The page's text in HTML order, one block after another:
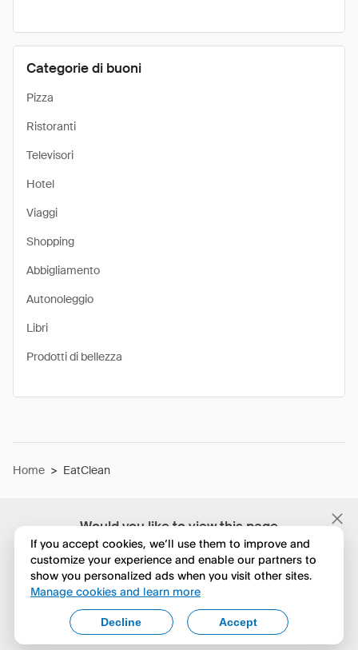
Would you like to view this page
in English?
No, continua a esplorare
Yes, change to English
Categorie di buoni
Pizza
Ristoranti
Televisori
Hotel
Viaggi
Shopping
Abbigliamento
Autonoleggio
Libri
Prodotti di bellezza
Home > EatClean
If you accept cookies, we’ll use them to improve and
customize your experience and enable our partners to
show you personalized ads when you visit other sites.
Manage cookies and learn more
Accept
Decline